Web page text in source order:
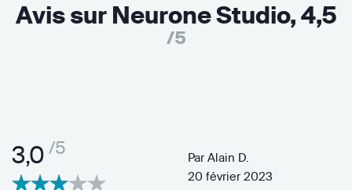
Avis sur Neurone Studio,4,5
/5
3,0 /5 Par Alain D.
20 février 2023